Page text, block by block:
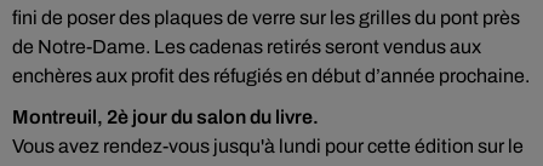
fini de poser des plaques de verre sur les grilles du pont près
de Notre-Dame. Les cadenas retirés seront vendus aux
enchères aux profit des réfugiés en début d’année prochaine.
Montreuil, 2è jour du salon du livre.
Vous avez rendez-vous jusqu'à lundi pour cette édition sur le